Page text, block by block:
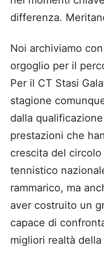
differenza.
Noi archiviamo
orgoglio per il
Per il CT Stasi
stagione
dalla
prestazioni che
crescita del
tennistico
rammarico, ma
aver costruito un
capace di
migliori realtà della